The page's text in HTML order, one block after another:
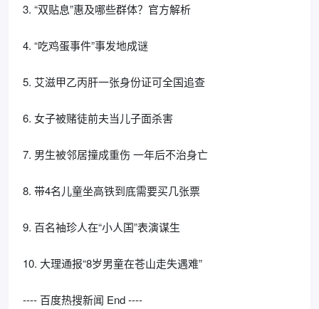
3. “双贴息”惠及哪些群体？官方解析
4. “吃鸡蛋事件”事发地成谜
5. 艾滋甲乙丙肝一张身份证可全国追查
6. 女子被赌徒前夫当儿子面杀害
7. 男生被邻居撞成重伤 一年后不治身亡
8. 带4名儿童坐高铁到底需要买几张票
9. 百名袖珍人在“小人国”表演谋生
10. 大理通报“8岁男童在苍山走失遇难”
---- 百度热搜新闻 End ----